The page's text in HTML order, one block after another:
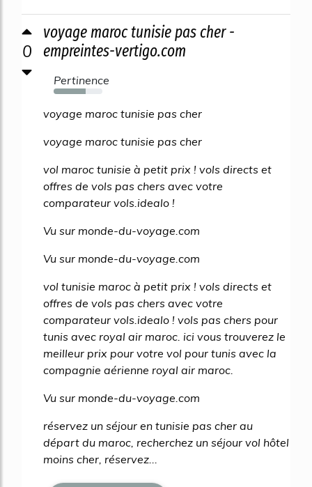
0
voyage maroc tunisie pas cher -
empreintes-vertigo.com
Pertinence
66%
voyage maroc tunisie pas cher
voyage maroc tunisie pas cher
vol maroc tunisie à petit prix ! vols directs et
offres de vols pas chers avec votre
comparateur vols.idealo !
Vu sur monde-du-voyage.com
Vu sur monde-du-voyage.com
vol tunisie maroc à petit prix ! vols directs et
offres de vols pas chers avec votre
comparateur vols.idealo ! vols pas chers pour
tunis avec royal air maroc. ici vous trouverez le
meilleur prix pour votre vol pour tunis avec la
compagnie aérienne royal air maroc.
Vu sur monde-du-voyage.com
réservez un séjour en tunisie pas cher au
départ du maroc, recherchez un séjour vol hôtel
moins cher, réservez...